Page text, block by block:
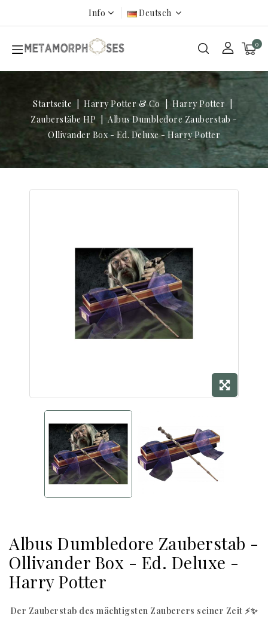
Info Deutsch
0
Startseite Harry Potter & Co
Harry Potter
Zauberstäbe HP
Albus Dumbledore Zauberstab -
Ollivander Box - Ed. Deluxe - Harry Potter
Albus Dumbledore Zauberstab -
Ollivander Box - Ed. Deluxe -
Harry Potter
Der Zauberstab des mächtigsten Zauberers seiner Zeit ⚡✨